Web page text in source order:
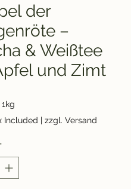
der
–
& Weißtee
und Zimt
1kg
Included | zzgl. Versand
*